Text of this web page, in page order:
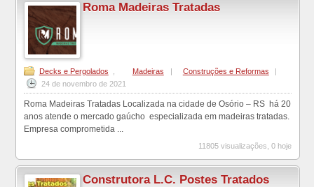
Roma Madeiras Tratadas
Decks e Pergolados Madeiras | Construções e Reformas
|
24 de novembro de 2021
Roma Madeiras Tratadas Localizada na cidade de Osório – RS há 20
anos atende o mercado gaúcho especializada em madeiras tratadas.
Empresa comprometida ...
11805 visualizações, 0 hoje
Construtora L.C. Postes Tratados